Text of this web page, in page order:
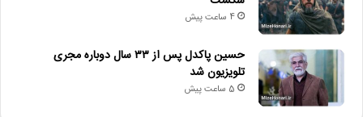
4 ساعت پیش
حسین پاکدل پس از ۳۳ سال دوباره مجری
تلویزیون شد
5 ساعت پیش